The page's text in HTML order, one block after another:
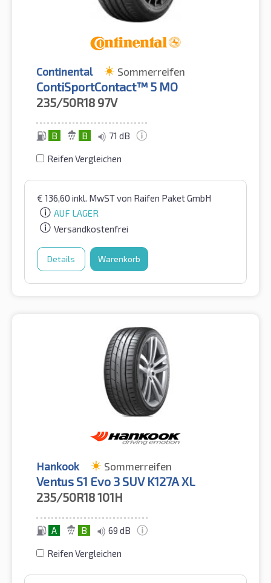
Continental Sommerreifen
ContiSportContact™ 5 MO
235/50R18 97V
B B 71 dB
Reifen Vergleichen
€ 136,60 inkl. MwSTvon Raifen Paket GmbH
AUF LAGER
Versandkostenfrei
Details Warenkorb
Hankook Sommerreifen
Ventus S1 Evo 3 SUV K127A XL
235/50R18101H
A B 69 dB
Reifen Vergleichen